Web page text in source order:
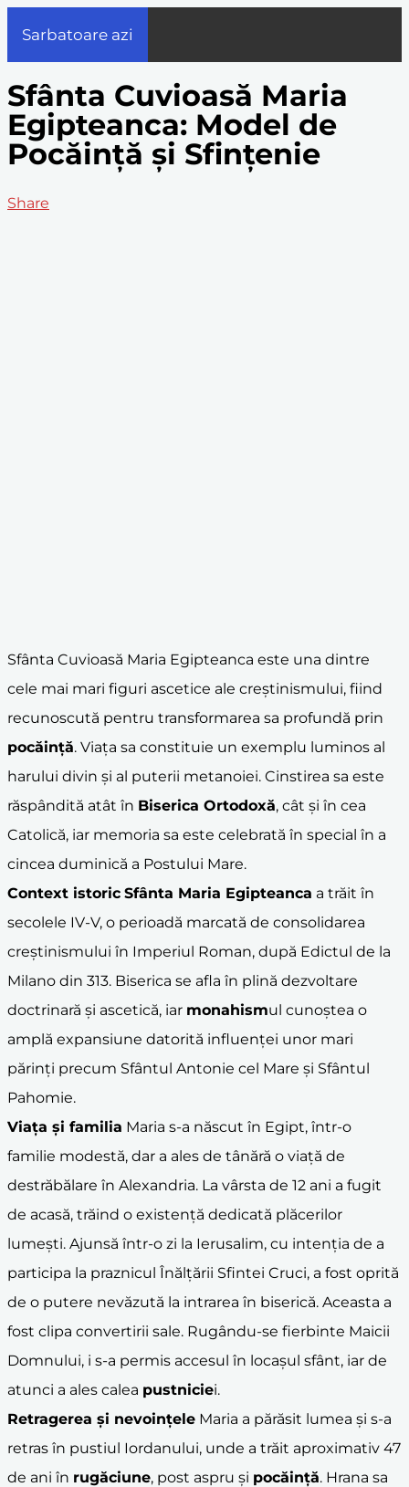
Sarbatoare azi
Sfânta Cuvioasă Maria
Egipteanca: Model de
Pocăinţă şi Sfinţenie
Share
Sfânta Cuvioasă Maria Egipteanca este una dintre
cele mai mari figuri ascetice ale creştinismului, fiind
recunoscută pentru transformarea sa profundă prin
pocăinţă. Viaţa sa constituie un exemplu luminos al
harului divin şi al puterii metanoiei. Cinstirea sa este
răspândită atât în Biserica Ortodoxă, cât şi în cea
Catolică, iar memoria sa este celebrată în special în a
cincea duminică a Postului Mare.
Context istoric Sfânta Maria Egipteanca a trăit în
secolele IV-V, o perioadă marcată de consolidarea
creştinismului în Imperiul Roman, după Edictul de la
Milano din 313. Biserica se afla în plină dezvoltare
doctrinară şi ascetică, iar monahismul cunoştea o
amplă expansiune datorită influenţei unor mari
părinţi precum Sfântul Antonie cel Mare şi Sfântul
Pahomie.
Viaţa şi familia Maria s-a născut în Egipt, într-o
familie modestă, dar a ales de tânără o viaţă de
destrăbălare în Alexandria. La vârsta de 12 ani a fugit
de acasă, trăind o existenţă dedicată plăcerilor
lumeşti. Ajunsă într-o zi la Ierusalim, cu intenţia de a
participa la praznicul Înălţării Sfintei Cruci, a fost oprită
de o putere nevăzută la intrarea în biserică. Aceasta a
fost clipa convertirii sale. Rugându-se fierbinte Maicii
Domnului, i s-a permis accesul în locaşul sfânt, iar de
atunci a ales calea pustniciei.
Retragerea şi nevoinţele Maria a părăsit lumea şi s-a
retras în pustiul Iordanului, unde a trăit aproximativ 47
de ani în rugăciune, post aspru şi pocăinţă. Hrana sa